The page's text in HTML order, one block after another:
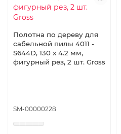
Полотна по дереву для
сабельной пилы 4011 -
S644D, 130 x 4.2 мм,
фигурный рез, 2 шт. Gross
SM-00000228